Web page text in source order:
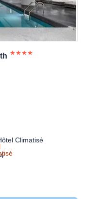
Climatisé